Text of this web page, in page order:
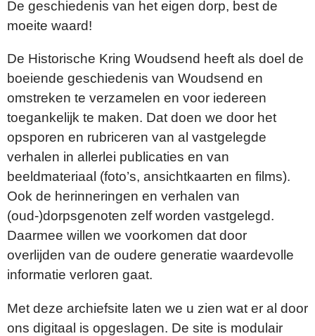
De geschiedenis van het eigen dorp, best de
moeite waard!
De Historische Kring Woudsend heeft als doel de
boeiende geschiedenis van Woudsend en
omstreken te verzamelen en voor iedereen
toegankelijk te maken. Dat doen we door het
opsporen en rubriceren van al vastgelegde
verhalen in allerlei publicaties en van
beeldmateriaal (foto’s, ansichtkaarten en films).
Ook de herinneringen en verhalen van
(oud-)dorpsgenoten zelf worden vastgelegd.
Daarmee willen we voorkomen dat door
overlijden van de oudere generatie waardevolle
informatie verloren gaat.
Met deze archiefsite laten we u zien wat er al door
ons digitaal is opgeslagen. De site is modulair